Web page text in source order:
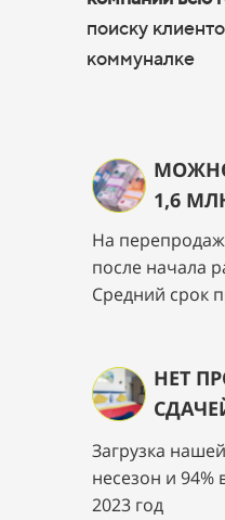
поиску
коммуналке
1,6
НЕТ
На
после начала
Средний срок
Загрузка
несезон и 94%
2023 год